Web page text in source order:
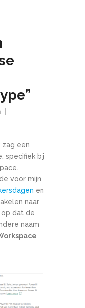
zag een
specifiek bij
voor mijn
en
naar
op dat de
naam